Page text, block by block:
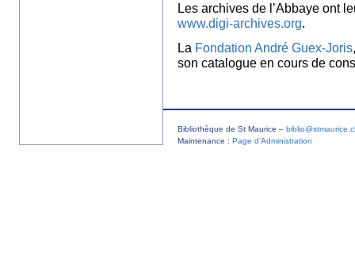
Les archives de l’Abbaye ont
www.digi-archives.org.
La Fondation André Guex-Joris
son catalogue en cours de
Bibliothèque de St Maurice –
Maintenance : Page d’Administration